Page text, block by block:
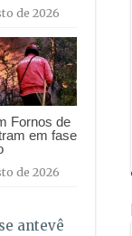
de 2026
Fornos de
em fase
de 2026
antevê